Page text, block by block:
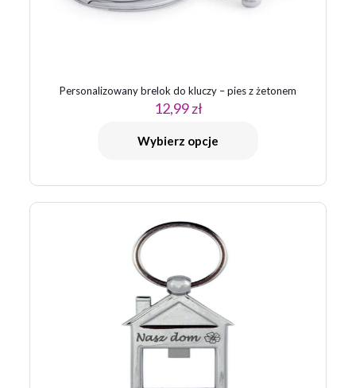
Personalizowany brelok do kluczy – pies z żetonem
12,99zł
Wybierz opcje